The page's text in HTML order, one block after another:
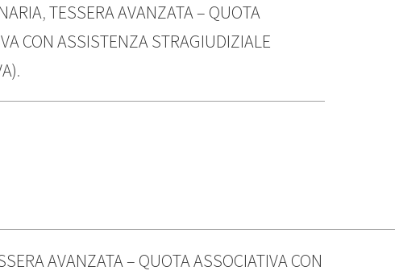
,TESSERA AVANZATA – QUOTA
CON ASSISTENZA STRAGIUDIZIALE
.
AVANZATA – QUOTA ASSOCIATIVA CON